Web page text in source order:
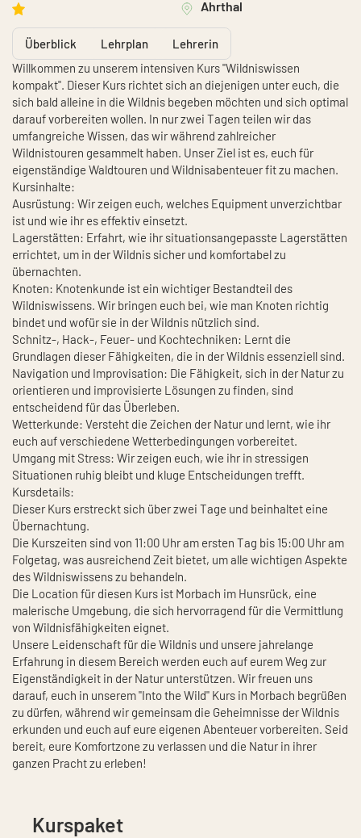
Ahrthal
Überblick Lehrplan
Lehrerin
Willkommen zu unserem intensiven Kurs "Wildniswissen
kompakt". Dieser Kurs richtet sich an diejenigen unter euch, die
sich bald alleine in die Wildnis begeben möchten und sich optimal
darauf vorbereiten wollen. In nur zwei Tagen teilen wir das
umfangreiche Wissen, das wir während zahlreicher
Wildnistouren gesammelt haben. Unser Ziel ist es, euch für
eigenständige Waldtouren und Wildnisabenteuer fit zu machen.
Kursinhalte:
Ausrüstung: Wir zeigen euch, welches Equipment unverzichtbar
ist und wie ihr es effektiv einsetzt.
Lagerstätten: Erfahrt, wie ihr situationsangepasste Lagerstätten
errichtet, um in der Wildnis sicher und komfortabel zu
übernachten.
Knoten: Knotenkunde ist ein wichtiger Bestandteil des
Wildniswissens. Wir bringen euch bei, wie man Knoten richtig
bindet und wofür sie in der Wildnis nützlich sind.
Schnitz-, Hack-, Feuer- und Kochtechniken: Lernt die
Grundlagen dieser Fähigkeiten, die in der Wildnis essenziell sind.
Navigation und Improvisation: Die Fähigkeit, sich in der Natur zu
orientieren und improvisierte Lösungen zu finden, sind
entscheidend für das Überleben.
Wetterkunde: Versteht die Zeichen der Natur und lernt, wie ihr
euch auf verschiedene Wetterbedingungen vorbereitet.
Umgang mit Stress: Wir zeigen euch, wie ihr in stressigen
Situationen ruhig bleibt und kluge Entscheidungen trefft.
Kursdetails:
Dieser Kurs erstreckt sich über zwei Tage und beinhaltet eine
Übernachtung.
Die Kurszeiten sind von 11:00 Uhr am ersten Tag bis 15:00 Uhr am
Folgetag, was ausreichend Zeit bietet, um alle wichtigen Aspekte
des Wildniswissens zu behandeln.
Die Location für diesen Kurs ist Morbach im Hunsrück, eine
malerische Umgebung, die sich hervorragend für die Vermittlung
von Wildnisfähigkeiten eignet.
Unsere Leidenschaft für die Wildnis und unsere jahrelange
Erfahrung in diesem Bereich werden euch auf eurem Weg zur
Eigenständigkeit in der Natur unterstützen. Wir freuen uns
darauf, euch in unserem "Into the Wild" Kurs in Morbach begrüßen
zu dürfen, während wir gemeinsam die Geheimnisse der Wildnis
erkunden und euch auf eure eigenen Abenteuer vorbereiten. Seid
bereit, eure Komfortzone zu verlassen und die Natur in ihrer
ganzen Pracht zu erleben!
Kurspaket